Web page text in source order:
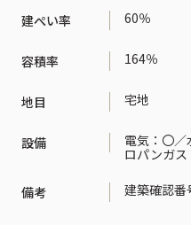
建ぺい率 60％
容積率 164％
地目 宅地
設備
電気：〇
ロパンガス
備考 建築確認番